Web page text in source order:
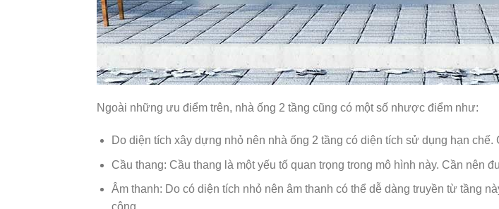
Ngoài những ưu điểm trên, nhà ống 2 tầng cũng có một số nhược điểm như:
Do diện tích xây dựng nhỏ nên nhà ống 2 tầng có diện tích sử dụng hạn
Cầu thang: Cầu thang là một yếu tố quan trọng trong mô hình này. Cần nên
Âm thanh: Do có diện tích nhỏ nên âm thanh có thể dễ dàng truyền từ tầng